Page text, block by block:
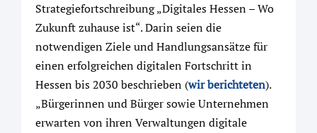
Strategiefortschreibung „Digitales Hessen – Wo
Zukunft zuhause ist“. Darin seien die
notwendigen Ziele und Handlungsansätze für
einen erfolgreichen digitalen Fortschritt in
Hessen bis 2030 beschrieben (wir berichteten).
„Bürgerinnen und Bürger sowie Unternehmen
erwarten von ihren Verwaltungen digitale